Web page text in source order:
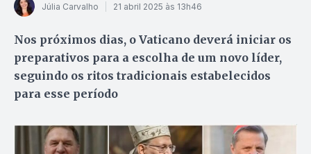
Júlia Carvalho 21 abril 2025 às 13h46
Nos próximos dias, o Vaticano deverá iniciar os
preparativos para a escolha de um novo líder,
seguindo os ritos tradicionais estabelecidos
para esse período